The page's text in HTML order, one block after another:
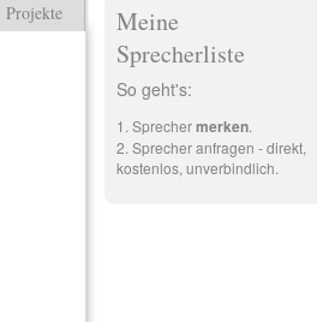
Projekte
Meine
Sprecherliste
So geht's:
Sprechermerken.
Sprecher anfragen - direkt,
kostenlos, unverbindlich.